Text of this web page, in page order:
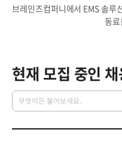
브레인즈컴퍼니에서 EMS 솔루
동료
현재 모집 중인